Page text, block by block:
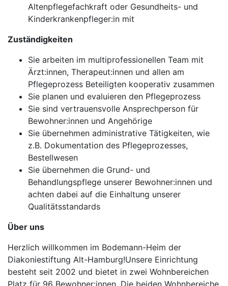
Altenpflegefachkraft oder Gesundheits- und
Kinderkrankenpfleger:in mit
Zuständigkeiten
Sie arbeiten im multiprofessionellen Team mit
Ärzt:innen, Therapeut:innen und allen am
Pflegeprozess Beteiligten kooperativ zusammen
Sie planen und evaluieren den Pflegeprozess
Sie sind vertrauensvolle Ansprechperson für
Bewohner:innen und Angehörige
Sie übernehmen administrative Tätigkeiten, wie
z.B. Dokumentation des Pflegeprozesses,
Bestellwesen
Sie übernehmen die Grund- und
Behandlungspflege unserer Bewohner:innen und
achten dabei auf die Einhaltung unserer
Qualitätsstandards
Über uns
Herzlich willkommen im Bodemann-Heim der
Diakoniestiftung Alt-Hamburg!Unsere Einrichtung
besteht seit 2002 und bietet in zwei Wohnbereichen
Platz für 96 Bewohner:innen. Die beiden Wohnbereiche